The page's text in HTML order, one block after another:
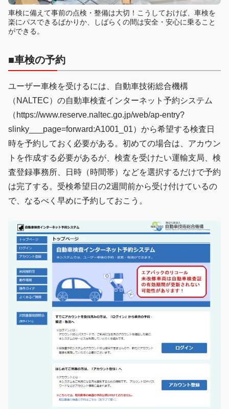
車検に備えて事前の点検・整備は大切！こうしておけば、車検を
楽にパスできるばかりか、しばらくの間は安全・安心に乗ること
ができる。
■車検の予約
ユーザー車検を受けるには、自動車技術総合機構
（NALTEC）の自動車検査インターネット予約システム
（https://www.reserve.naltec.go.jp/web/ap-entry?
slinky___page=forward:A1001_01）から希望する検査日
時を予約しておく必要がある。初めての場合は、アカウン
トを作成する必要があるが、検査を受けたい運輸支局、検
査登録事務所、日時（時間帯）などを選択するだけで予約
は完了する。受検希望日の2週間前から受け付けているの
で、なるべく早めに予約しておこう。